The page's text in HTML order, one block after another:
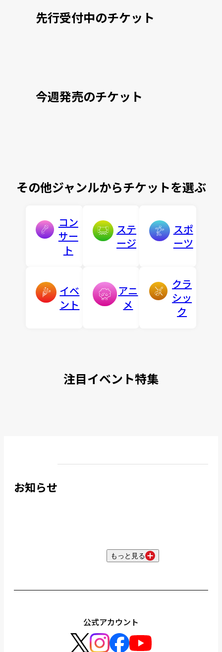
先行受付中のチケット
今週発売のチケット
その他ジャンルからチケットを選ぶ
コン
サー
ト
ステ
ージ
スポ
ーツ
イベ
ント
アニ
メ
クラ
シッ
ク
注目イベント特集
お知らせ
もっと見る
公式アカウント